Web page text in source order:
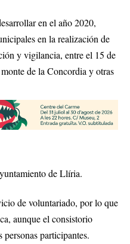
en el año 2020,
en la realización de
y vigilancia, entre el 15 de
de la Concordia y otras
de Llíria.
de voluntariado, por lo que
aunque el consistorio
participantes.